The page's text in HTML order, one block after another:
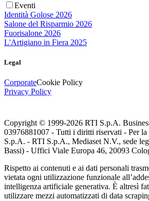
Eventi
Identità Golose 2026
Salone del Risparmio 2026
Fuorisalone 2026
L'Artigiano in Fiera 2025
Legal
CorporateCookie Policy
Privacy Policy
Copyright © 1999-2026 RTI S.p.A.
03976881007 - Tutti i diritti riservati - Per
S.p.A. - RTI S.p.A., Mediaset N.V., sede
Bassi) - Uffici Viale Europa 46, 20093
Rispetto ai contenuti e ai dati personali
vietata ogni utilizzazione funzionale
intelligenza artificiale generativa. È altresì
utilizzare mezzi automatizzati di data